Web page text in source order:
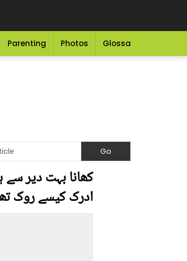
Parenting Photos Glossary
کھانا بہت دیر سے
ادرک کیسے روک